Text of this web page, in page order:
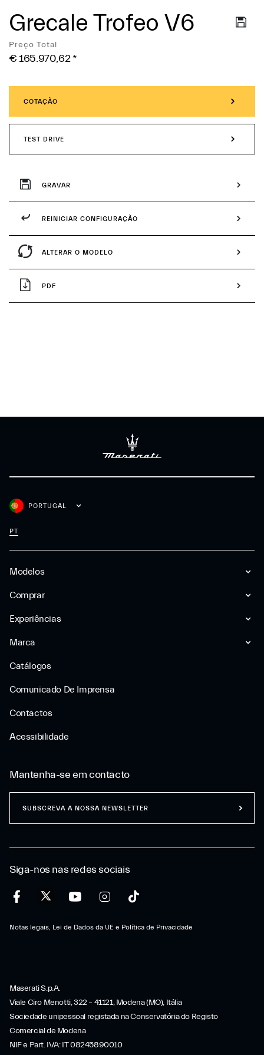
Services
Grecale Trofeo V6
Preço Total
€ 165.970,62*
COTAÇÃO
TEST DRIVE
GRAVAR
REINICIAR CONFIGURAÇÃO
ALTERAR O MODELO
PDF
Modelos
Comprar
Experiências
Marca
Catálogos
Comunicado De Imprensa
Contactos
Acessibilidade
PORTUGAL
PT
Siga-nos nas redes sociais
Notas legais, Lei de Dados da UE e Política de Privacidade
Mantenha-se em contacto
SUBSCREVA A NOSSA NEWSLETTER
Maserati S.p.A.
Viale Ciro Menotti, 322 – 41121, Modena (MO), Itália
Sociedade unipessoal registada na Conservatória do Registo
Comercial de Modena
NIF e Part. IVA: IT 08245890010